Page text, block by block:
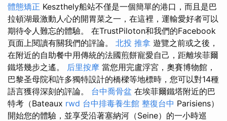
體態矯正 Keszthely船站不僅是一個簡單的港口，而且是巴
拉頓湖最激動人心的開胃菜之一，在這裡，運輸愛好者可以
期待令人難忘的體驗。 在TrustPiloton和我們的Facebook
頁面上閱讀有關我們的評論。 北投 推拿 遊覽之前或之後，
在附近的自助餐中用傳統的法國煎餅寵愛自己，距離埃菲爾
鐵塔幾步​​之遙。 后里按摩 當您用完盧浮宮，奧賽博物館，
巴黎圣母院和許多獨特設計的橋樑等地標時，您可以對14種
語言獲得深刻的評論。 台中喬骨盆 在埃菲爾鐵塔附近的巴
特考（Bateaux rwd 台中排毒養生館 整復台中 Parisiens）
開始您的體驗，並享受沿著塞納河（Seine）的一小時巡